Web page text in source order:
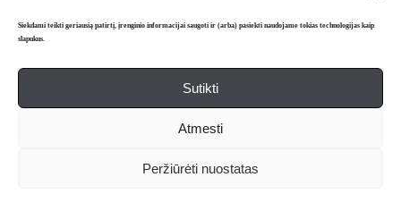
Siekdami teikti geriausią patirtį, įrenginio informacijai saugoti ir (arba) pasiekti naudojame tokias technologijas kaip
slapukus.
Sutikti
Atmesti
Peržiūrėti nuostatas
seseria mylinčia, ir Tu visai liuosas nuo gyvenimo prozos
patraukti augštin prie šviesos.
<…> kodel gi ne gyventi sikiu pakol Tu sau tikra drauge
rasi? <…> O kad teip mudu į Ameriką važuotumem?“